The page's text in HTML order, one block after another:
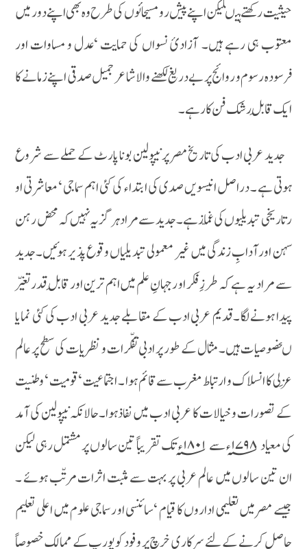
حیثیت رکھتے ہیںلیکن اپنے پیش رو مسیحائوں کی طرح وہ بھی اپنے دور میں
معتوب ہی رہے ہیں۔ آزادیٔ نسواں کی حمایت ‘عدل و مساوات اور
فرسودہ رسوم و روائج پر بے دریغ لکھنے والا شاعر جمیل صدقی اپنے زمانے کا
ایک قابلِ رشک فن کا ر ہے ۔
جدید عربی ادب کی تاریخ مصر پر نیپولین بونا پارٹ کے حملے سے شروع
ہوتی ہے ۔ دراصل انیسویں صدی کی ابتداء کی کئی اہم سماجی ‘ معاشرتی او
رتاریخی تبدیلیوں کی غمّاز ہے۔جدید سے مراد ہر گز یہ نہیں کہ محض رہن
سہن اور آدابِ زندگی میں غیر معمولی تبدیلیاں وقوع پذیر ہوئیں۔جدید
سے مراد یہ ہے کہ طرزِ فکر او رجہانِ علم میں اہم ترین اور قابلِ قدر تغیّر
پیدا ہونے لگا ۔قدیم عربی ادب کے مقابلے جدید عربی ادب کی کئی نمایا
ںخصوصیات ہیں۔ مثال کے طور پر ادبی تفکّرات و نظریات کی سطح پر عالم
عِزلی کا انسلاک و ارتباط مغرب سے قائم ہوا ۔ اجتماعیت ‘قومیت ‘ وطنیت
کے تصورات و خیالات کا عربی ادب میں نفاذہوا۔حالانکہ نیپولین کی آمد
کی معیاد ۱۷۹۸؁ء سے ۱۸۰۱؁ء تک تقریباً تین سالوں پر مشتمل رہی لیکن
ان تین سالوں میں عالم عربی پر بہت سے مثبت اثرات مرتّب ہوئے ۔
جیسے مصر میں تعلیمی اداروں کا قیام ‘سائنسی او رسماجی علوم میں اعلی تعلیم
حاصل کرنے کے لئے سرکاری خرچ پر و فود کو یورپ کے ممالک خصوصاً